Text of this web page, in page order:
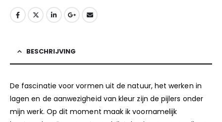
BESCHRIJVING
De fascinatie voor vormen uit de natuur, het werken in
lagen en de aanwezigheid van kleur zijn de pijlers onder
mijn werk. Op dit moment maak ik voornamelijk